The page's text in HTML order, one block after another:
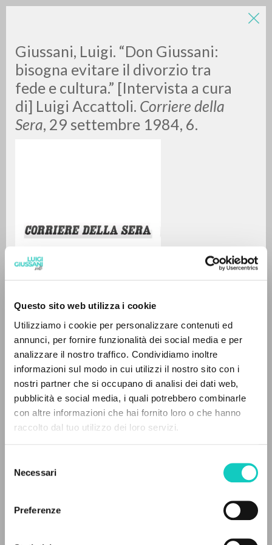
Questo sito web utilizza i cookie
Utilizziamo i cookie per personalizzare contenuti ed
annunci, per fornire funzionalità dei social media e per
analizzare il nostro traffico. Condividiamo inoltre
informazioni sul modo in cui utilizzi il nostro sito con i
nostri partner che si occupano di analisi dei dati web,
pubblicità e social media, i quali potrebbero combinarle
con altre informazioni che hai fornito loro o che hanno
raccolto dal tuo utilizzo dei loro servizi.
delNecessari
Preferenze
Giussani, Luigi. “Don Giussani:
bisogna evitare il divorzio tra
fede e cultura.” [Intervista a cura
di] Luigi Accattoli. Corriere della
Sera, 29 settembre 1984, 6.
Accattoli LuigiIntervista
Giussani LuigiAutore
Italiano
Corriere della Sera
Pagine: 1
LUIGI
GIUSSANI
scritti
0DOCUMENTI TROVATI
RISULTATI SUCCESSIVI